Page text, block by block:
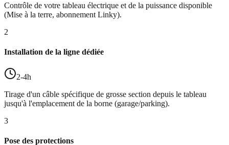
Contrôle de votre tableau électrique et de la puissance disponible
(Mise à la terre, abonnement Linky).
2
Installation de la ligne dédiée
2-4h
Tirage d'un câble spécifique de grosse section depuis le tableau
jusqu'à l'emplacement de la borne (garage/parking).
3
Pose des protections